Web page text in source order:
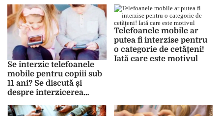
Se interzic telefoanele
mobile pentru copiii sub
11 ani? Se discută și
despre interzicerea
televizoarelor
Telefoanele mobile ar
putea fi interzise pentru
o categorie de cetățeni!
Iată care este motivul